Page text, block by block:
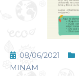
08/06/2021
MINAM